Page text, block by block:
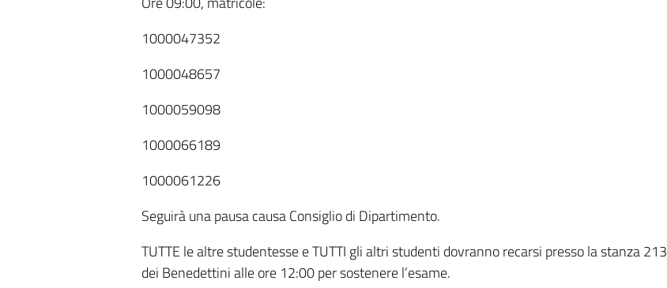
1000047352
1000048657
1000059098
1000066189
1000061226
Seguirà una pausa causa Consiglio di Dipartimento.
TUTTE le altre studentesse e TUTTI gli altri studenti dovranno recarsi presso la stanza 213
dei Benedettini alle ore 12:00 per sostenere l’esame.